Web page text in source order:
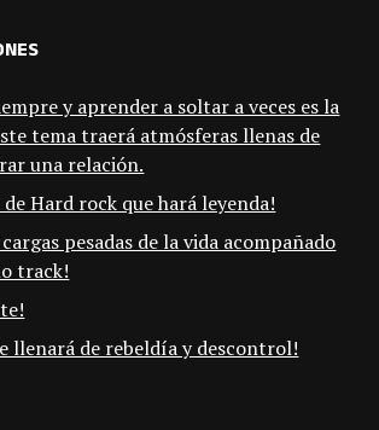
y aprender a soltar a veces es la
tema traerá atmósferas llenas de
una relación.
Hard rock que hará leyenda!
pesadas de la vida acompañado
track!
llenará de rebeldía y descontrol!